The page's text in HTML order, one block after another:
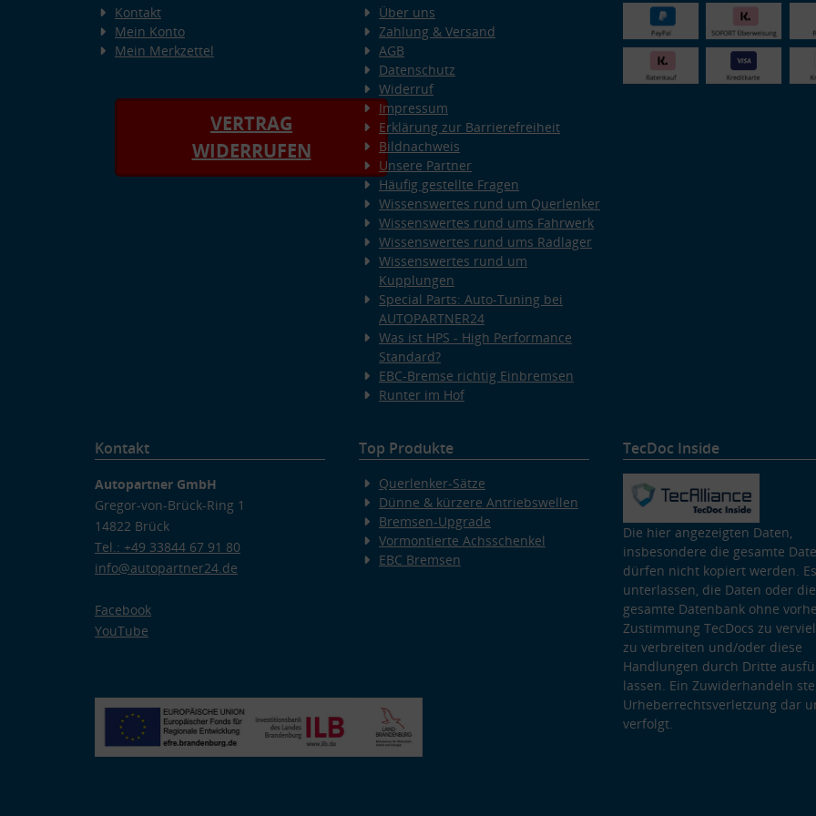
Kontakt
Mein Konto
Mein Merkzettel
VERTRAG
WIDERRUFEN
Über uns
Zahlung & Versand
AGB
Datenschutz
Widerruf
Impressum
Erklärung zur Barrierefreiheit
Bildnachweis
Unsere Partner
Häufig gestellte Fragen
Wissenswertes rund um Querlenker
Wissenswertes rund ums Fahrwerk
Wissenswertes rund ums Radlager
Wissenswertes rund um
Kupplungen
Special Parts: Auto-Tuning bei
AUTOPARTNER24
Was ist HPS - High Performance
Standard?
EBC-Bremse richtig Einbremsen
Runter im Hof
Kontakt
Autopartner GmbH
Gregor-von-Brück-Ring 1
14822 Brück
Tel.: +49 33844 67 91 80
info@autopartner24.de
Facebook
YouTube
Top Produkte
Querlenker-Sätze
Dünne & kürzere Antriebswellen
Bremsen-Upgrade
Vormontierte Achsschenkel
EBC Bremsen
TecDoc Inside
Die hier angezeigten Daten,
insbesondere die gesamte
dürfen nicht kopiert werden.
unterlassen, die Daten oder die
gesamte Datenbank ohne
Zustimmung TecDocs zu
zu verbreiten und/oder diese
Handlungen durch Dritte
lassen. Ein Zuwiderhandeln
Urheberrechtsverletzung dar
verfolgt.